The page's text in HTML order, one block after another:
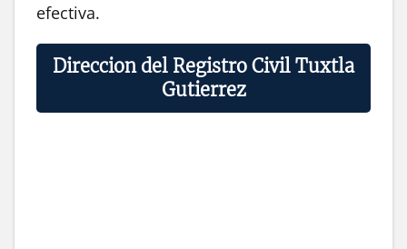
efectiva.
Direccion del Registro Civil Tuxtla
Gutierrez